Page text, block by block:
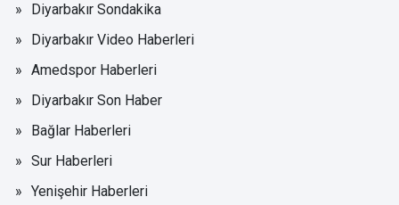
Diyarbakır Sondakika
Diyarbakır Video Haberleri
Amedspor Haberleri
Diyarbakır Son Haber
Bağlar Haberleri
Sur Haberleri
Yenişehir Haberleri